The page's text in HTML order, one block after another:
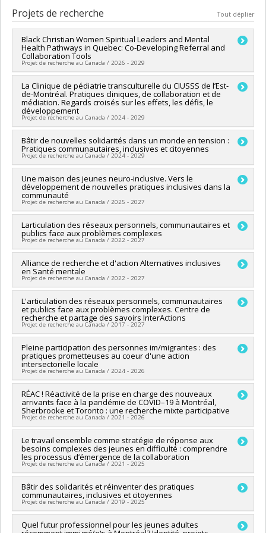
Cycle : Maîtrise
Diplôme obtenu :M. Sc.
Lien vers le document dans Papyrus
Projets de recherche Tout déplier
Black Christian Women Spiritual Leaders and Mental
Health Pathways in Quebec: Co-Developing Referral and
Collaboration Tools
Projet de recherche au Canada / 2026 - 2029
Chercheur principal :Diahara Traoré
Co-chercheurs : Lourdès Rodriguez Del Barrio,Emmanuelle
Khoury
Sources de financement :CRSH/Conseil de recherches en
sciences humaines du Canada
Programmes de subvention :PV153480-Subventions de
développement Savoir
La Clinique de pédiatrie transculturelle du CIUSSS de l’Est-
de-Montréal. Pratiques cliniques, de collaboration et de
médiation. Regards croisés sur les effets, les défis, le
développement
Projet de recherche au Canada / 2024 - 2029
Bâtir de nouvelles solidarités dans un monde en tension :
Pratiques communautaires, inclusives et citoyennes
Projet de recherche au Canada / 2024 - 2029
Sources de financement :FRQSC/Fonds de recherche du
Québec - Société et culture (FQRSC)
Programmes de subvention : PVXXXXXX-(SE) Programme
Soutien aux équipes de recherche - Stade de développement
: Renouvellement
Une maison des jeunes neuro-inclusive. Vers le
développement de nouvelles pratiques inclusives dans la
communauté
Projet de recherche au Canada / 2025 - 2027
Chercheur principal :Isabelle Courcy
Co-chercheurs :Suzanne Laberge,Lourdès Rodriguez Del
Barrio
sciences humaines du Canada
Programmes de subvention : PVXXXXXX-Subvention
d'engagement partenarial
Larticulation des réseaux personnels, communautaires et
publics face aux problèmes complexes
Projet de recherche au Canada / 2022 - 2027
Chercheur principal :Lourdès Rodriguez Del Barrio
Sources de financement :FRQSC/Fonds de recherche du
Québec - Société et culture (FQRSC)
infrastructures de rech. des instituts et des centres affiliés
universitaires
Alliance de recherche et d'action Alternatives inclusives
en Santé mentale
Projet de recherche au Canada / 2022 - 2027
Chercheur principal :Lourdès Rodriguez Del Barrio
Co-chercheurs : Deena White, Roxane Caron,Marie-Jeanne
Blain,Nassera Touati,Marie-Claire Rufagari,
Richard,Isabelle Courcy,Jeanne-Marie Rugira,Nadia Duguay
,Isabelle Ruelland
Sources de financement :CRSH/Conseil de recherches en
sciences humaines du Canada
Programmes de subvention : PVXXXXXX-Initiative sur la race,
le genre et la diversité
L'articulation des réseaux personnels, communautaires
et publics face aux problèmes complexes. Centre de
recherche et partage des savoirs InterActions
Projet de recherche au Canada / 2017 - 2027
Sources de financement :MSSS/Ministère de la Santé et des
Services sociaux
Programmes de subvention :
Pleine participation des personnes im/migrantes : des
pratiques prometteuses au coeur d'une action
intersectorielle locale
Projet de recherche au Canada / 2024 - 2026
Chercheur principal : Marie-Jeanne Blain
Co-chercheurs : Lourdès Rodriguez Del Barrio,Nassera
Touati,Naïma Bentayeb,Jeanne-Marie Rugira,Aline
Lechaume
Sources de financement :CRSH/Conseil de recherches en
sciences humaines du Canada
Programmes de subvention :PV152160-Subvention
Connexion
RÉAC ! Réactivité de la prise en charge des nouveaux
arrivants face à la pandémie de COVID–19 à Montréal,
Sherbrooke et Toronto : une recherche mixte participative
Projet de recherche au Canada / 2021 - 2026
Chercheur principal :Lara Gautier
Co-chercheurs :Lourdès Rodriguez Del Barrio,Jill Hanley,
Nassera Touati,Saliha Ziam,Pierre Pluye,Janet Cleveland
Marie-Jeanne Blain,Naïma Bentayeb,Erica Di Ruggiero,Lara
Maillet
Sources de financement :IRSC/Instituts de recherche en
santé du Canada
Programmes de subvention :PVXXXXXX-(PJT) Subvention
Projet
Le travail ensemble comme stratégie de réponse aux
besoins complexes des jeunes en difficulté : comprendre
les processus d’émergence de la collaboration
Projet de recherche au Canada / 2021 - 2025
Chercheur principal :Élodie Marion
Co-chercheurs :Nadia Desbiens,Lourdès Rodriguez Del
Barrio
sciences humaines du Canada
Bâtir des solidarités et réinventer des pratiques
communautaires, inclusives et citoyennes
Projet de recherche au Canada / 2019 - 2025
Chercheur principal :Lourdès Rodriguez Del Barrio
Quel futur professionnel pour les jeunes adultes